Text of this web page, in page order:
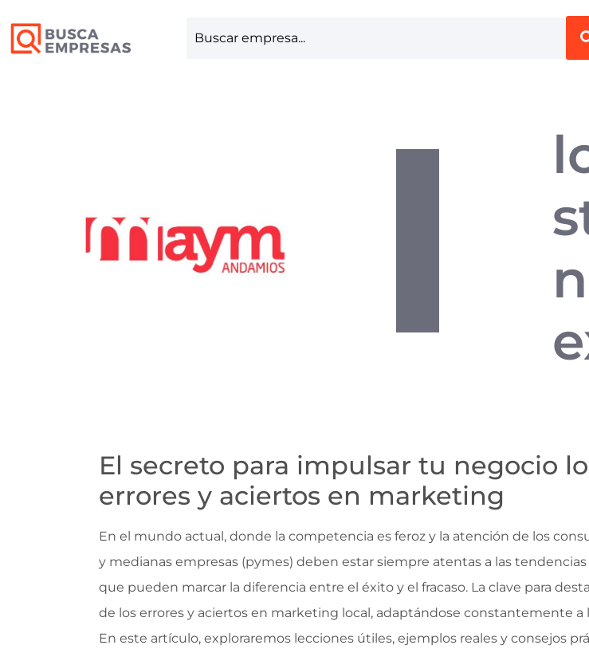
El secreto para impulsar tu negocio
errores y aciertos en marketing
En el mundo actual, donde la competencia es feroz y la atención de los
y medianas empresas (pymes) deben estar siempre atentas a las
que pueden marcar la diferencia entre el éxito y el fracaso. La clave para
de los errores y aciertos en marketing local, adaptándose constantemente a
En este artículo, exploraremos lecciones útiles, ejemplos reales y consejos